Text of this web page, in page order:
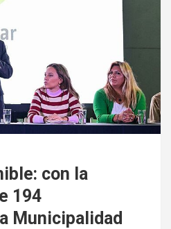
con la
194
Municipalidad